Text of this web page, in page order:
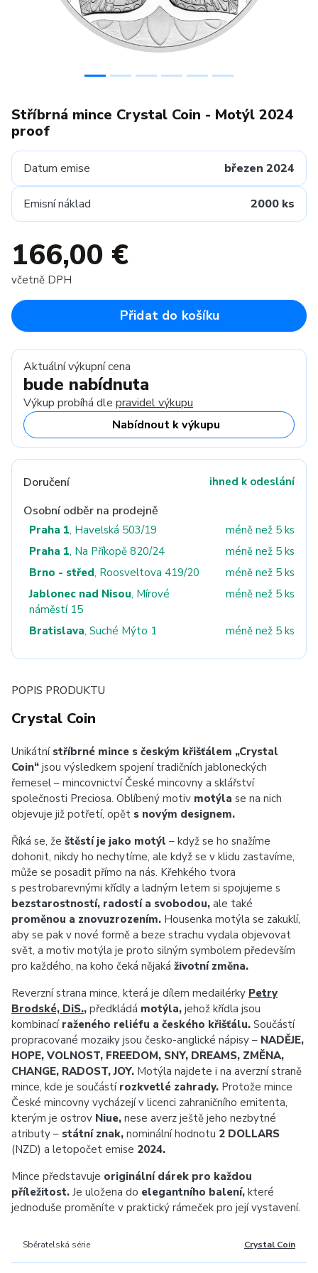
Stříbrná mince Crystal Coin - Motýl 2024
proof
Datum emise březen 2024
Emisní náklad 2000 ks
166,00 €
včetně DPH
Přidat do košíku
Aktuální výkupní cena
bude nabídnuta
Výkup probíhá dle pravidel výkupu
Nabídnout k výkupu
Doručení ihned k odeslání
Osobní odběr na prodejně
Praha 1, Havelská 503/19
méně než 5 ks
Praha 1, Na Příkopě 820/24
méně než 5 ks
Brno - střed, Roosveltova 419/20
méně než 5 ks
Jablonec nad Nisou, Mírové
náměstí 15
méně než 5 ks
Bratislava, Suché Mýto 1 méně než 5 ks
POPIS PRODUKTU
Crystal Coin
Unikátní stříbrné mince s českým křišťálem „Crystal
Coin“ jsou výsledkem spojení tradičních jabloneckých
řemesel – mincovnictví České mincovny a sklářství
společnosti Preciosa. Oblíbený motiv motýla se na nich
objevuje již potřetí, opět s novým designem.
Říká se, že štěstí je jako motýl – když se ho snažíme
dohonit, nikdy ho nechytíme, ale když se v klidu zastavíme,
může se posadit přímo na nás. Křehkého tvora
s pestrobarevnými křídly a ladným letem si spojujeme s
bezstarostností, radostí a svobodou, ale také
proměnou a znovuzrozením. Housenka motýla se zakuklí,
aby se pak v nové formě a beze strachu vydala objevovat
svět, a motiv motýla je proto silným symbolem především
pro každého, na koho čeká nějaká životní změna.
Reverzní strana mince, která je dílem medailérky Petry
Brodské, DiS., předkládá motýla, jehož křídla jsou
kombinací raženého reliéfu a českého křišťálu. Součástí
propracované mozaiky jsou česko-‍anglické nápisy – NADĚJE,
HOPE, VOLNOST, FREEDOM, SNY, DREAMS, ZMĚNA,
CHANGE, RADOST, JOY. Motýla najdete i na averzní straně
mince, kde je součástí rozkvetlé zahrady. Protože mince
České mincovny vycházejí v licenci zahraničního emitenta,
kterým je ostrov Niue, nese averz ještě jeho nezbytné
atributy – státní znak, nominální hodnotu 2 DOLLARS
(NZD) a letopočet emise 2024.
Mince představuje originální dárek pro každou
příležitost. Je uložena do elegantního balení, které
jednoduše proměníte v praktický rámeček pro její vystavení.
Sběratelská série Crystal Coin